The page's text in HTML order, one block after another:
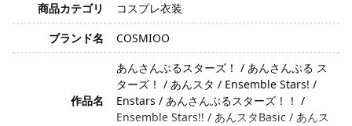
商品カテゴリ
コスプレ衣装
ブランド名
COSMIOO
作品名
あんさんぶるスターズ！ / あんさんぶる ス
ターズ！ / あんスタ / Ensemble Stars! /
Enstars / あんさんぶるスターズ！！ /
Ensemble Stars!! / あんスタBasic / あんス